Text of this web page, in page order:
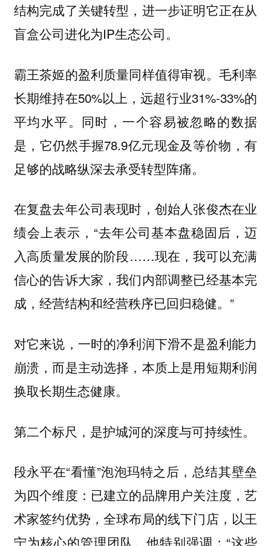
结构完成了关键转型，进一步证明它正在从
盲盒公司进化为IP生态公司。
霸王茶姬的盈利质量同样值得审视。毛利率
长期维持在50%以上，远超行业31%-33%的
平均水平。同时，一个容易被忽略的数据
是，它仍然手握78.9亿元现金及等价物，有
足够的战略纵深去承受转型阵痛。
在复盘去年公司表现时，创始人张俊杰在业
绩会上表示，“去年公司基本盘稳固后，迈
入高质量发展的阶段……现在，我可以充满
信心的告诉大家，我们内部调整已经基本完
成，经营结构和经营秩序已回归稳健。”
对它来说，一时的净利润下滑不是盈利能力
崩溃，而是主动选择，本质上是用短期利润
换取长期生态健康。
第二个标尺，是护城河的深度与可持续性。
段永平在“看懂”泡泡玛特之后，总结其壁垒
为四个维度：已建立的品牌用户关注度，艺
术家签约优势，全球布局的线下门店，以王
宁为核心的管理团队。他特别强调：“这些